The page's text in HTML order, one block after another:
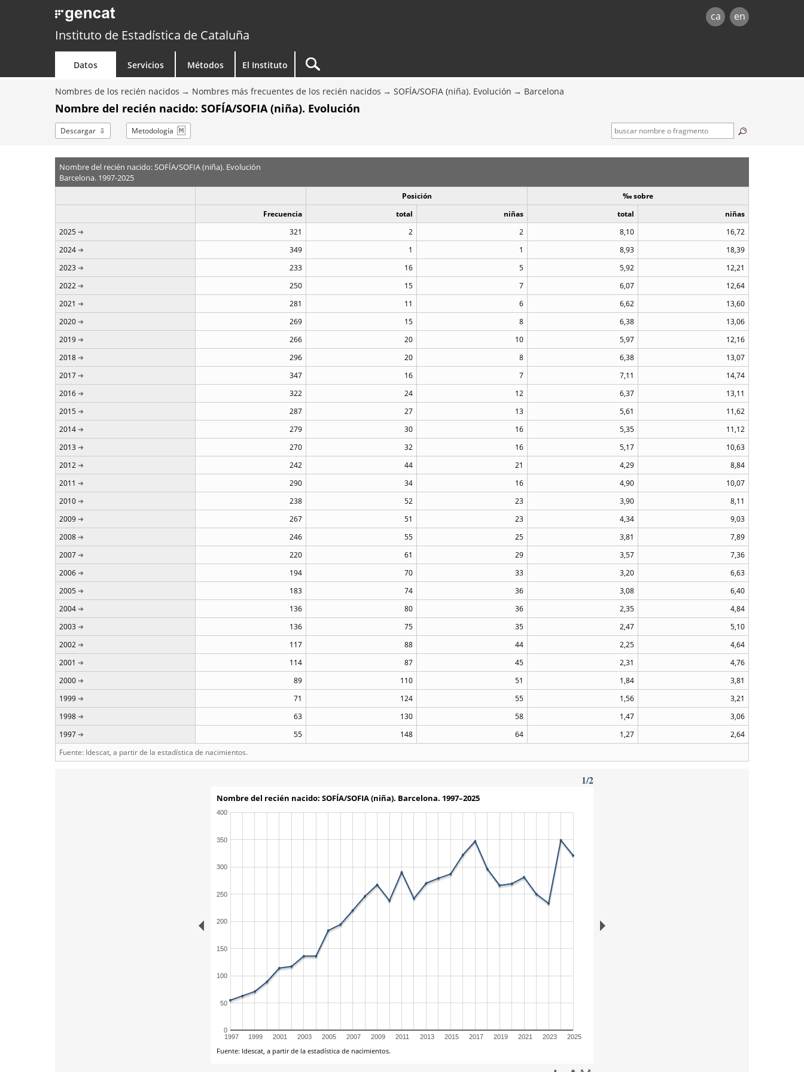
ca en
Instituto de Estadística de Cataluña
Datos Servicios Métodos El Instituto
Nombres de los recién nacidos Nombres más frecuentes de los recién nacidos SOFÍA/SOFIA (niña). Evolución Barcelona
Nombre del recién nacido: SOFÍA/SOFIA (niña). Evolución
Descargar Metodología
Nombre del recién nacido: SOFÍA/SOFIA (niña). Evolución
Barcelona. 1997-2025
Posición
‰ sobre
Frecuencia
total niñas total
niñas
2025
321 2 2 8,10
16,72
2024
349 1 1 8,93
18,39
2023
233 16 5 5,92
12,21
2022
250 15 7 6,07
12,64
2021
281 11 6 6,62
13,60
2020
269 15 8 6,38
13,06
2019
266 20 10 5,97
12,16
2018
296 20 8 6,38
13,07
2017
347 16 7 7,11
14,74
2016
322 24 12 6,37
13,11
2015
287 27 13 5,61
11,62
2014
279 30 16 5,35
11,12
2013
270 32 16 5,17
10,63
2012
242 44 21 4,29
8,84
2011
290 34 16 4,90
10,07
2010
238 52 23 3,90
8,11
2009
267 51 23 4,34
9,03
2008
246 55 25 3,81
7,89
2007
220 61 29 3,57
7,36
2006
194 70 33 3,20
6,63
2005
183 74 36 3,08
6,40
2004
136 80 36 2,35
4,84
2003
136 75 35 2,47
5,10
2002
117 88 44 2,25
4,64
2001
114 87 45 2,31
4,76
2000
89 110 51 1,84
3,81
1999
71 124 55 1,56
3,21
1998
63 130 58 1,47
3,06
1997
55 148 64 1,27
2,64
Fuente: Idescat, a partir de la estadística de nacimientos.